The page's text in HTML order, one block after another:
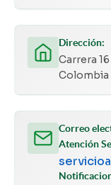
Dirección:
Carrera
Colombia
Correo
Atención